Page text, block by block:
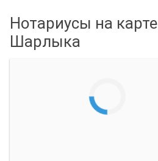
Нотариусы на карте
Шарлыка